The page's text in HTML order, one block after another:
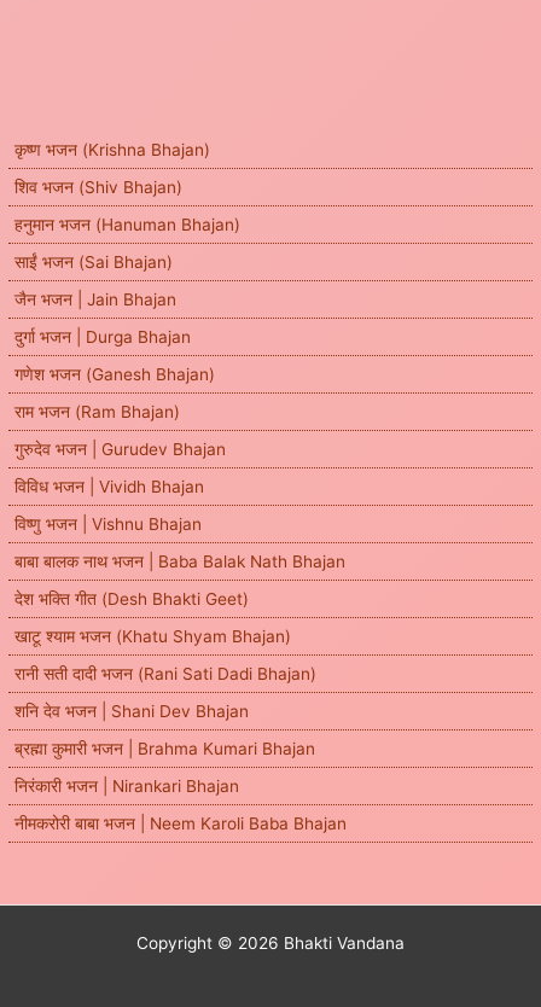
कृष्ण भजन (Krishna Bhajan)
शिव भजन (Shiv Bhajan)
हनुमान भजन (Hanuman Bhajan)
साईं भजन (Sai Bhajan)
जैन भजन | Jain Bhajan
दुर्गा भजन | Durga Bhajan
गणेश भजन (Ganesh Bhajan)
राम भजन (Ram Bhajan)
गुरुदेव भजन | Gurudev Bhajan
विविध भजन | Vividh Bhajan
विष्णु भजन | Vishnu Bhajan
बाबा बालक नाथ भजन | Baba Balak Nath Bhajan
देश भक्ति गीत (Desh Bhakti Geet)
खाटू श्याम भजन (Khatu Shyam Bhajan)
रानी सती दादी भजन (Rani Sati Dadi Bhajan)
शनि देव भजन | Shani Dev Bhajan
ब्रह्मा कुमारी भजन | Brahma Kumari Bhajan
निरंकारी भजन | Nirankari Bhajan
नीमकरोरी बाबा भजन | Neem Karoli Baba Bhajan
Copyright © 2026 Bhakti Vandana